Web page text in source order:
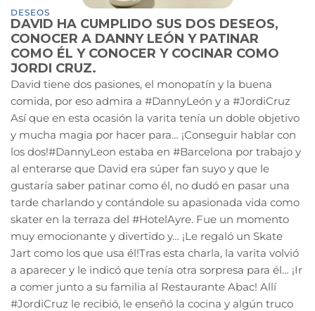
DESEOS
DAVID HA CUMPLIDO SUS DOS DESEOS,
CONOCER A DANNY LEÓN Y PATINAR
COMO ÉL Y CONOCER Y COCINAR COMO
JORDI CRUZ.
David tiene dos pasiones, el monopatín y la buena
comida, por eso admira a #DannyLeón y a #JordiCruz
Así que en esta ocasión la varita tenía un doble objetivo
y mucha magia por hacer para… ¡Conseguir hablar con
los dos!#DannyLeon estaba en #Barcelona por trabajo y
al enterarse que David era súper fan suyo y que le
gustaría saber patinar como él, no dudó en pasar una
tarde charlando y contándole su apasionada vida como
skater en la terraza del #HotelAyre. Fue un momento
muy emocionante y divertido y… ¡Le regaló un Skate
Jart como los que usa él!Tras esta charla, la varita volvió
a aparecer y le indicó que tenía otra sorpresa para él… ¡Ir
a comer junto a su familia al Restaurante Abac! Allí
#JordiCruz le recibió, le enseñó la cocina y algún truco